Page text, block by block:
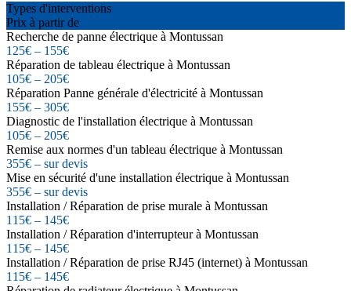
Types d'interventions
Prix à partir de
Recherche de panne électrique à Montussan
125€ – 155€
Réparation de tableau électrique à Montussan
105€ – 205€
Réparation Panne générale d'électricité à Montussan
155€ – 305€
Diagnostic de l'installation électrique à Montussan
105€ – 205€
Remise aux normes d'un tableau électrique à Montussan
355€ – sur devis
Mise en sécurité d'une installation électrique à Montussan
355€ – sur devis
Installation / Réparation de prise murale à Montussan
115€ – 145€
Installation / Réparation d'interrupteur à Montussan
115€ – 145€
Installation / Réparation de prise RJ45 (internet) à Montussan
115€ – 145€